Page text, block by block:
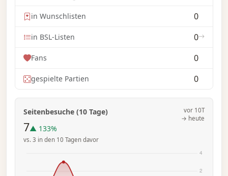
in Wunschlisten 0
in BSL-Listen 0
Fans 0
gespielte Partien 0
Seitenbesuche (10 Tage)
7▲ 133%
vs. 3 in den 10 Tagen davor
vor 10T
→ heute